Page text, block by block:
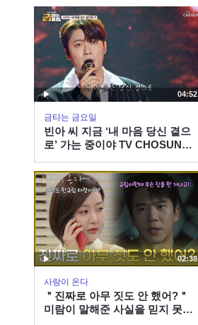
다] | KBS 260808 방송
04:52
금타는 금요일
빈아 씨 지금 ‘내 마음 당신 곁으
로’ 가는 중이야 TV CHOSUN
02:38
사랑이 온다
＂진짜로 아무 짓도 안 했어?＂
미람이 말해준 사실을 믿지 못하